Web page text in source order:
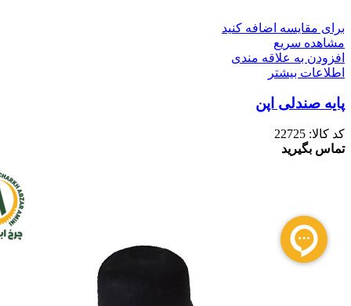
برای مقایسه اضافه کنید
مشاهده سریع
افزودن به علاقه مندی
اطلاعات بیشتر
پایه صندلی اپن
کد کالا: 22725
تماس بگیرید